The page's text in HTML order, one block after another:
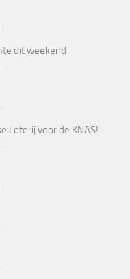
dit weekend
Loterij voor de KNAS!